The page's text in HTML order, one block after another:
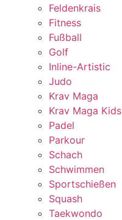
Feldenkrais
Fitness
Fußball
Golf
Inline-Artistic
Judo
Krav Maga
Krav Maga Kids
Padel
Parkour
Schach
Schwimmen
Sportschießen
Squash
Taekwondo